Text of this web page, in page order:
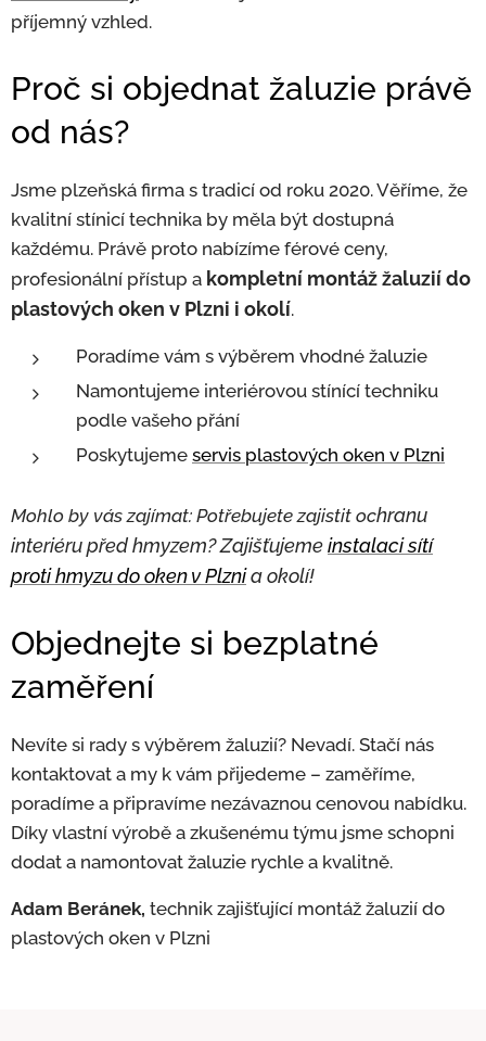
příjemný vzhled.
Proč si objednat žaluzie právě
od nás?
Jsme plzeňská firma s tradicí od roku 2020. Věříme, že
kvalitní stínicí technika by měla být dostupná
každému. Právě proto nabízíme férové ceny,
profesionální přístup a kompletní montáž žaluzií do
plastových oken v Plzni i okolí.
Poradíme vám s výběrem vhodné žaluzie
Namontujeme interiérovou stínící techniku
podle vašeho přání
Poskytujeme servis plastových oken v Plzni
Mohlo by vás zajímat: Potřebujete zajistit ochranu
interiéru před hmyzem? Zajišťujemeinstalaci sítí
proti hmyzu do oken v Plznia okolí!
Objednejte si bezplatné
zaměření
Nevíte si rady s výběrem žaluzií? Nevadí. Stačí nás
kontaktovat a my k vám přijedeme – zaměříme,
poradíme a připravíme nezávaznou cenovou nabídku.
Díky vlastní výrobě a zkušenému týmu jsme schopni
dodat a namontovat žaluzie rychle a kvalitně.
Adam Beránek, technik zajišťující montáž žaluzií do
plastových oken v Plzni